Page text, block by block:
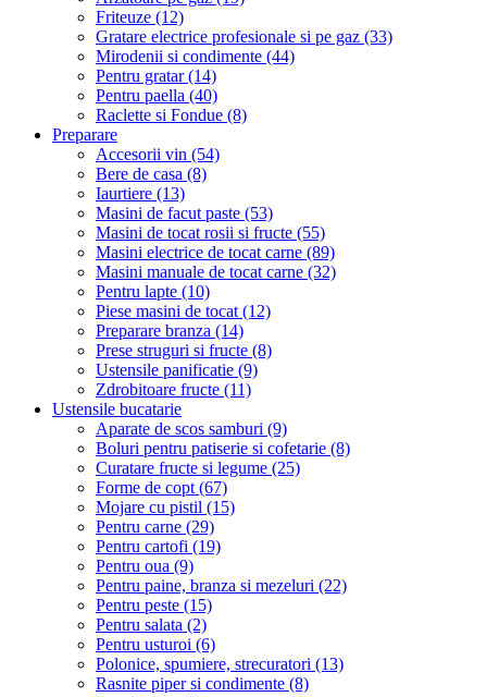
Friteuze (12)
Gratare electrice profesionale si pe gaz (33)
Mirodenii si condimente (44)
Pentru gratar (14)
Pentru paella (40)
Raclette si Fondue (8)
Preparare
Accesorii vin (54)
Bere de casa (8)
Iaurtiere (13)
Masini de facut paste (53)
Masini de tocat rosii si fructe (55)
Masini electrice de tocat carne (89)
Masini manuale de tocat carne (32)
Pentru lapte (10)
Piese masini de tocat (12)
Preparare branza (14)
Prese struguri si fructe (8)
Ustensile panificatie (9)
Zdrobitoare fructe (11)
Ustensile bucatarie
Aparate de scos samburi (9)
Boluri pentru patiserie si cofetarie (8)
Curatare fructe si legume (25)
Forme de copt (67)
Mojare cu pistil (15)
Pentru carne (29)
Pentru cartofi (19)
Pentru oua (9)
Pentru paine, branza si mezeluri (22)
Pentru peste (15)
Pentru salata (2)
Pentru usturoi (6)
Polonice, spumiere, strecuratori (13)
Rasnite piper si condimente (8)